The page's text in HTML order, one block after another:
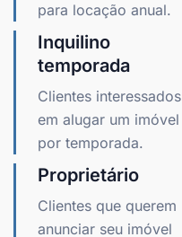
para locação anual.
Inquilino
temporada
Clientes interessados
em alugar um imóvel
por temporada.
Proprietário
Clientes que querem
anunciar seu imóvel